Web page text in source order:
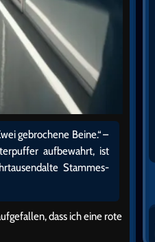
gebrochene Beine.“ –
aufbewahrt, ist
Stammes-
dass ich eine rote